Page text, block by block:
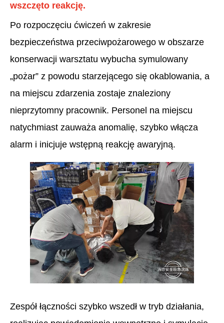
wszczęto reakcję.
Po rozpoczęciu ćwiczeń w zakresie
bezpieczeństwa przeciwpożarowego w obszarze
konserwacji warsztatu wybucha symulowany
„pożar” z powodu starzejącego się okablowania, a
na miejscu zdarzenia zostaje znaleziony
nieprzytomny pracownik. Personel na miejscu
natychmiast zauważa anomalię, szybko włącza
alarm i inicjuje wstępną reakcję awaryjną.
Zespół łączności szybko wszedł w tryb działania,